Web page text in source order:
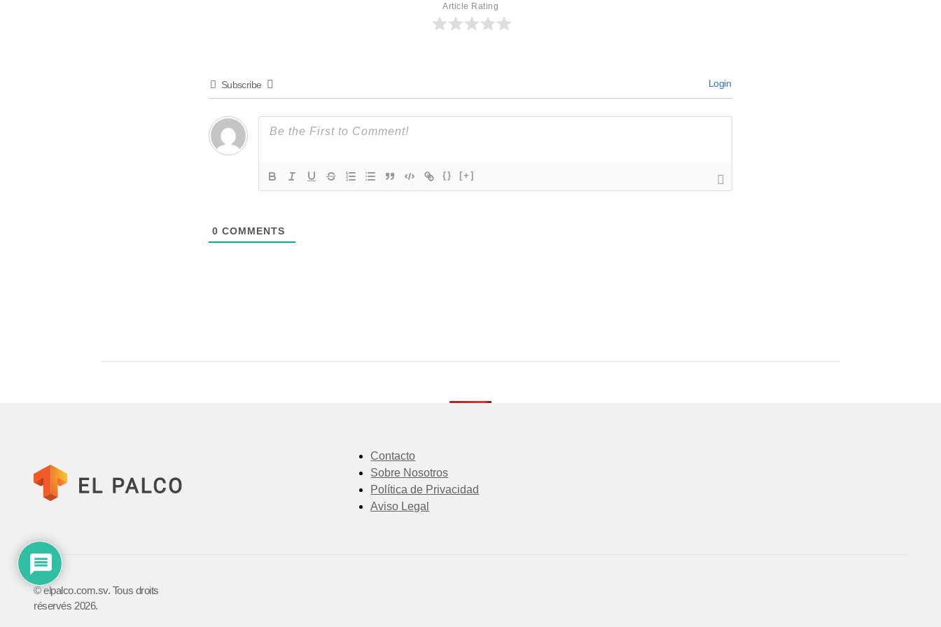
Article Rating
Subscribe Login
{} [+]
0 COMMENTS
Contacto
Sobre Nosotros
Política de Privacidad
Aviso Legal
©️ elpalco.com.sv. Tous droits
réservés 2026.